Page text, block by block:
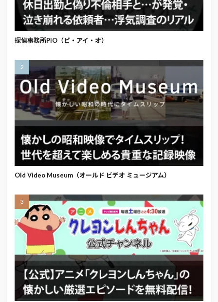
探偵事務所PIO（ピ・アイ・オ）
Old Video Museum（オールド ビデオ ミュージアム）